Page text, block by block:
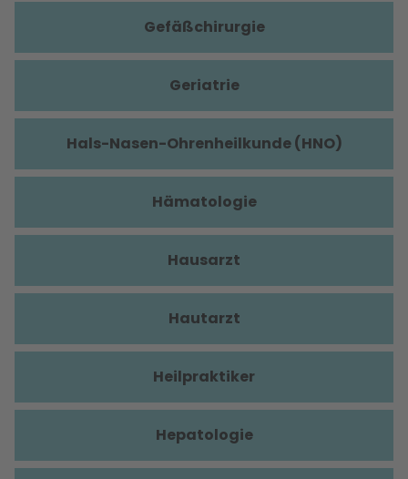
Gefäßchirurgie
Geriatrie
Hals-Nasen-Ohrenheilkunde (HNO)
Hämatologie
Hausarzt
Hautarzt
Heilpraktiker
Hepatologie